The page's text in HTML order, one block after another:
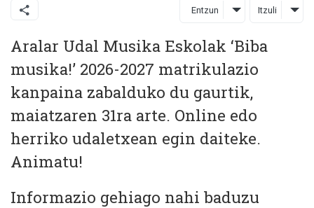
Entzun Itzuli
Aralar Udal Musika Eskolak ‘Biba
musika!’ 2026-2027 matrikulazio
kanpaina zabalduko du gaurtik,
maiatzaren 31ra arte. Online edo
herriko udaletxean egin daiteke.
Animatu!
Informazio gehiago nahi baduzu